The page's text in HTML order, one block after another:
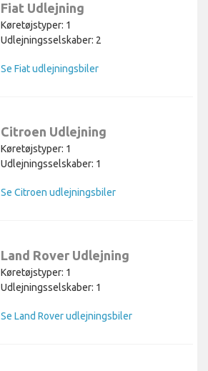
Fiat Udlejning
Køretøjstyper: 1
Udlejningsselskaber: 2
Se Fiat udlejningsbiler
Citroen Udlejning
Køretøjstyper: 1
Udlejningsselskaber: 1
Se Citroen udlejningsbiler
Land Rover Udlejning
Køretøjstyper: 1
Udlejningsselskaber: 1
Se Land Rover udlejningsbiler